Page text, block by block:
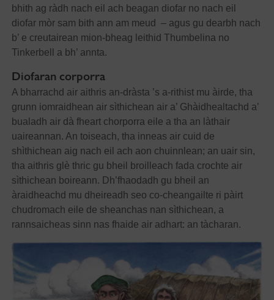
bhith ag ràdh nach eil ach beagan diofar no nach eil
diofar mòr sam bith ann am meud – agus gu dearbh nach
b’ e creutairean mion-bheag leithid Thumbelina no
Tinkerbell a bh’ annta.
Diofaran corporra
A bharrachd air aithris an-dràsta ’s a-rithist mu àirde, tha
grunn iomraidhean air sìthichean air a’ Ghàidhealtachd a’
bualadh air dà fheart chorporra eile a tha an làthair
uaireannan. An toiseach, tha inneas air cuid de
shìthichean aig nach eil ach aon chuinnlean; an uair sin,
tha aithris glè thric gu bheil broilleach fada crochte air
sìthichean boireann. Dh’fhaodadh gu bheil an
àraidheachd mu dheireadh seo co-cheangailte ri pàirt
chudromach eile de sheanchas nan sìthichean, a
rannsaicheas sinn nas fhaide air adhart: an tàcharan.